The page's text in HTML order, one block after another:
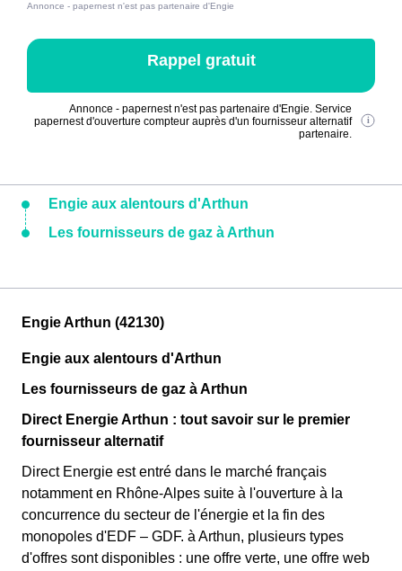
Annonce - papernest n'est pas partenaire d'Engie
Rappel gratuit
Annonce - papernest n'est pas partenaire d'Engie. Service
papernest d'ouverture compteur auprès d'un fournisseur alternatif
partenaire.
Engie aux alentours d'Arthun
Les fournisseurs de gaz à Arthun
Engie Arthun (42130)
Engie aux alentours d'Arthun
Les fournisseurs de gaz à Arthun
Direct Energie Arthun : tout savoir sur le premier
fournisseur alternatif
Direct Energie est entré dans le marché français
notamment en Rhône-Alpes suite à l'ouverture à la
concurrence du secteur de l'énergie et la fin des
monopoles d'EDF – GDF. à Arthun, plusieurs types
d'offres sont disponibles : une offre verte, une offre web